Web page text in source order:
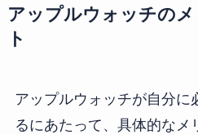
アップルウォッチの
ト
アップルウォッチが自分に
るにあたって、具体的なメ